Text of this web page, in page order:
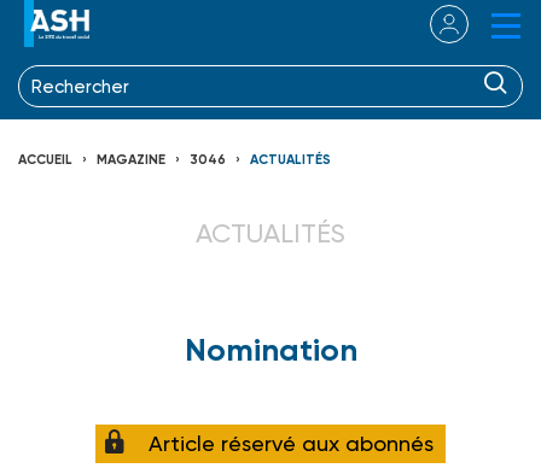
ACCUEIL MAGAZINE 3046 ACTUALITÉS
ACTUALITÉS
Nomination
Article réservé aux abonnés